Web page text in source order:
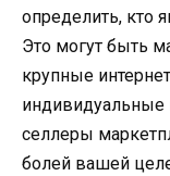
определить, кто
Это могут быть
крупные
индивидуальные
селлеры
болей вашей